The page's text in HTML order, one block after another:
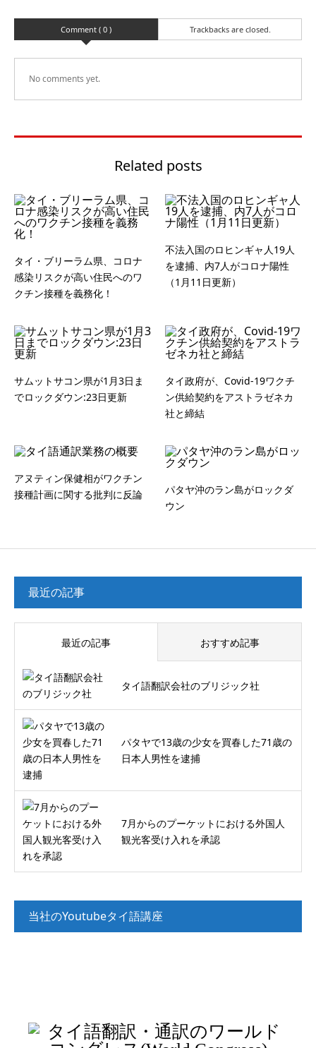
Comment ( 0 ) Trackbacks are closed.
No comments yet.
Related posts
タイ・ブリーラム県、コロナ
感染リスクが高い住民へのワ
クチン接種を義務化！
不法入国のロヒンギャ人19人
を逮捕、内7人がコロナ陽性
（1月11日更新）
サムットサコン県が1月3日ま
でロックダウン:23日更新
タイ政府が、Covid-19ワクチ
ン供給契約をアストラゼネカ
社と締結
アヌティン保健相がワクチン
接種計画に関する批判に反論
パタヤ沖のラン島がロックダ
ウン
最近の記事
最近の記事 おすすめ記事
タイ語翻訳会社のブリジック社
パタヤで13歳の少女を買春した71歳の
日本人男性を逮捕
7月からのプーケットにおける外国人
観光客受け入れを承認
当社のYoutubeタイ語講座